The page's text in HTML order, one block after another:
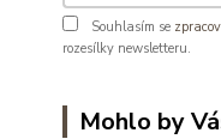
Souhlasím se
rozesílky newsletteru.
Mohlo by